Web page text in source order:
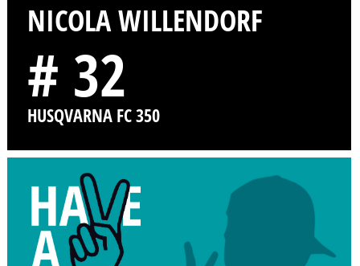
NICOLA WILLENDORF
# 32
HUSQVARNA FC 350